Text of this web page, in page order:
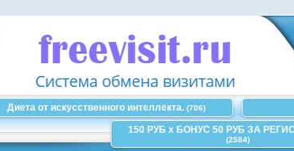
Диета от искусственного интеллекта.(706)
150 РУБ x БОНУС 50 РУБ ЗА
(2584)